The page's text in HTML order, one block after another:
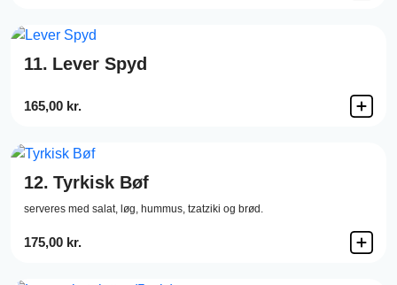
11. Lever Spyd
165,00 kr.
12. Tyrkisk Bøf
serveres med salat, løg, hummus, tzatziki og brød.
175,00 kr.